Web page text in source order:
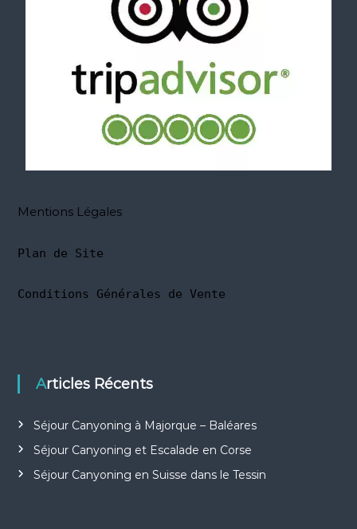
Mentions Légales
Plan de Site
Conditions Générales de Vente
Articles Récents
Séjour Canyoning à Majorque – Baléares
Séjour Canyoning et Escalade en Corse
Séjour Canyoning en Suisse dans le Tessin